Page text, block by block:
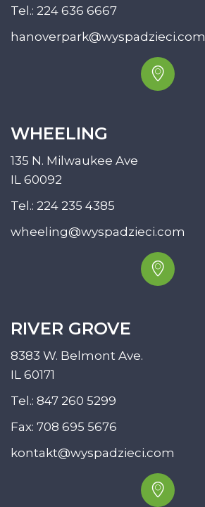
Tel.: 224 636 6667
hanoverpark@wyspadzieci.com
WHEELING
135 N. Milwaukee Ave
IL 60092
Tel.: 224 235 4385
wheeling@wyspadzieci.com
RIVER GROVE
8383 W. Belmont Ave.
IL 60171
Tel.: 847 260 5299
Fax: 708 695 5676
kontakt@wyspadzieci.com